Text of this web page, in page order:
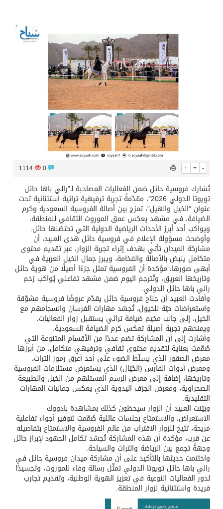
+ = -
1114
تُشارك فروسية حائل ضمن الفعاليات المصاحبة لـ”رالي باها حائل
تويوتا الدولي 2026″، مقدّمةً تجربة ترفيهية تراثية استثنائية تحت
عنوان “الخيل والهيل”، تمزج بين أصالة الفروسية السعودية وكرم
الضيافة، في مشهد يعكس عمق الموروث الثقافي للمنطقة،
ويواكب أحد أبرز الأحداث الرياضية الدولية التي تحتضنها حائل.
وأوضحت مسؤولة الإعلام في فروسية حائل هدى العبيد، أن
مشاركة الميدان تأتي بهدف إثراء تجربة الزوار، عبر تقديم محتوى
متكامل ينبض بالأصالة والفخامة، ويبرز جمال الخيل العربية في
أبهى صورها، مؤكدة أن الفروسية تمثل جزءًا أصيلًا من هوية حائل
وتاريخها العريق، وتُترجم اليوم ضمن مشهد تفاعلي يُواكب زخم
رالي باها حائل الدولي.
وأفادت العبيد أن جناح فروسية حائل يقدّم عروضًا فروسية مشوّقة
واستعراضات حيّة للخيول، تُجسّد مهارات الفرسان وانسجامهم مع
الخيل، إلى جانب مخيم ضيافة تراثي يستقبل زوار الفعاليات،
ويمنحهم تجربة أصيلة تعكس كرم الضيافة السعودية.
وأشارت إلى أن المشاركة تضم عددًا من الأقسام المتنوعة التي
صُمّمت بعناية لتقديم محتوى ثقافي وترفيهي متكامل، من أبرزها
معرض الصقور الذي يسلّط الضوء على أحد أعرق رموز التراث،
ومعرض أدوات الفارس (الخَيّال) الذي يستعرض مستلزمات الفروسية
وتاريخها، إضافة إلى معرض الرسم المستلهم من الخيل والطبيعة
الصحراوية، ومعرض الحِرَف اليدوية الذي يعكس جماليات المهارات
التقليدية.
وبيّنت العبيد أن الزوار سيحظون كذلك بمشاهدة بادووك
الاستعراض، والاستمتاع بجلسات عائلية صُمّمت لتوفير أجواء تفاعلية
مريحة، تتيح للزوار الاقتراب من عالم الفروسية والاستمتاع بتفاصيله
عن قرب، مؤكدة أن هذه المشاركة تُجسّد تكامل الجهود لإبراز حائل
وجهةً تجمع بين الرياضة والتراث والسياحة.
واختتمت حديثها بالتأكيد على أن مشاركة ميدان فروسية حائل في
رالي باها حائل تويوتا الدولي تمثّل رسالة وفاء للموروث، وتجسيدًا
لدور الفعاليات النوعية في تعزيز الهوية الوطنية، وتقديم تجارب
فريدة واستثنائية لزوار المنطقة.